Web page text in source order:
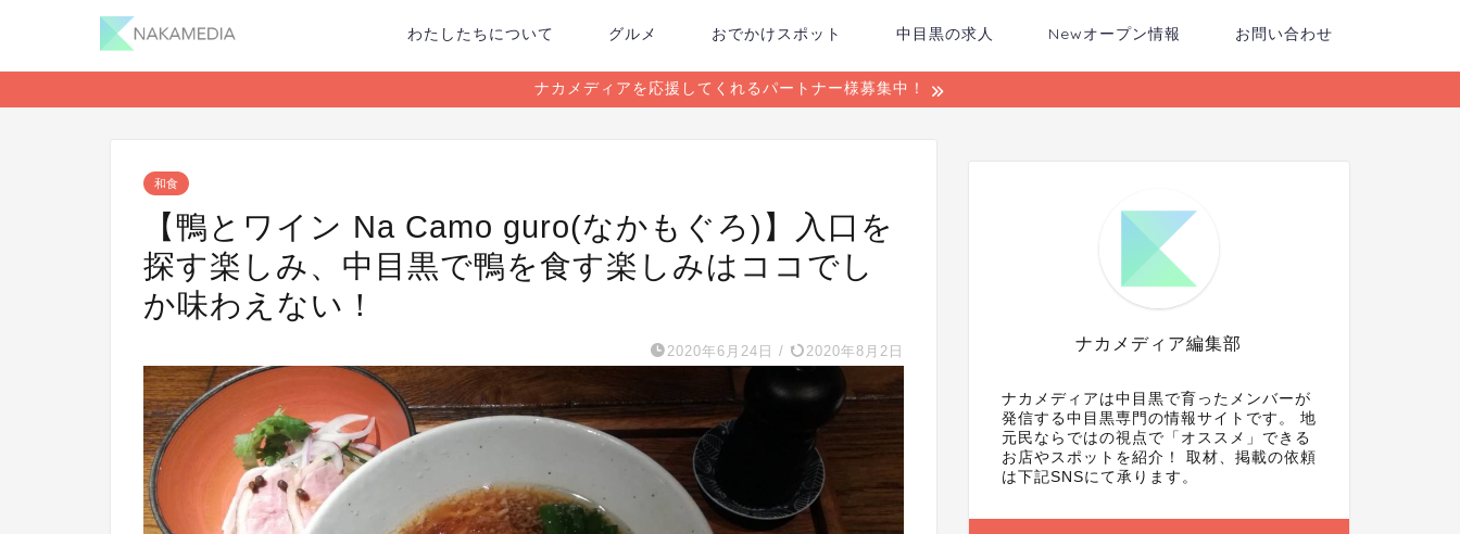
わたしたちについて グルメ おでかけスポット 中目黒の求人 Newオープン情報 お問い合わせ
ナカメディアを応援してくれるパートナー様募集中！
和食
【鴨とワイン Na Camo guro(なかもぐろ)】入口を
探す楽しみ、中目黒で鴨を食す楽しみはココでし
か味わえない！
2020年6月24日 / 2020年8月2日 ナカメディア編集部
ナカメディアは中目黒で育ったメンバーが
発信する中目黒専門の情報サイトです。 地
元民ならではの視点で「オススメ」できる
お店やスポットを紹介！ 取材、掲載の依頼
は下記SNSにて承ります。